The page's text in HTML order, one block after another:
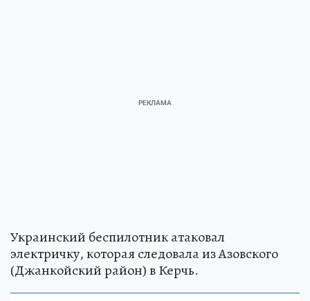
Украинский беспилотник атаковал
электричку, которая следовала из Азовского
(Джанкойский район) в Керчь.